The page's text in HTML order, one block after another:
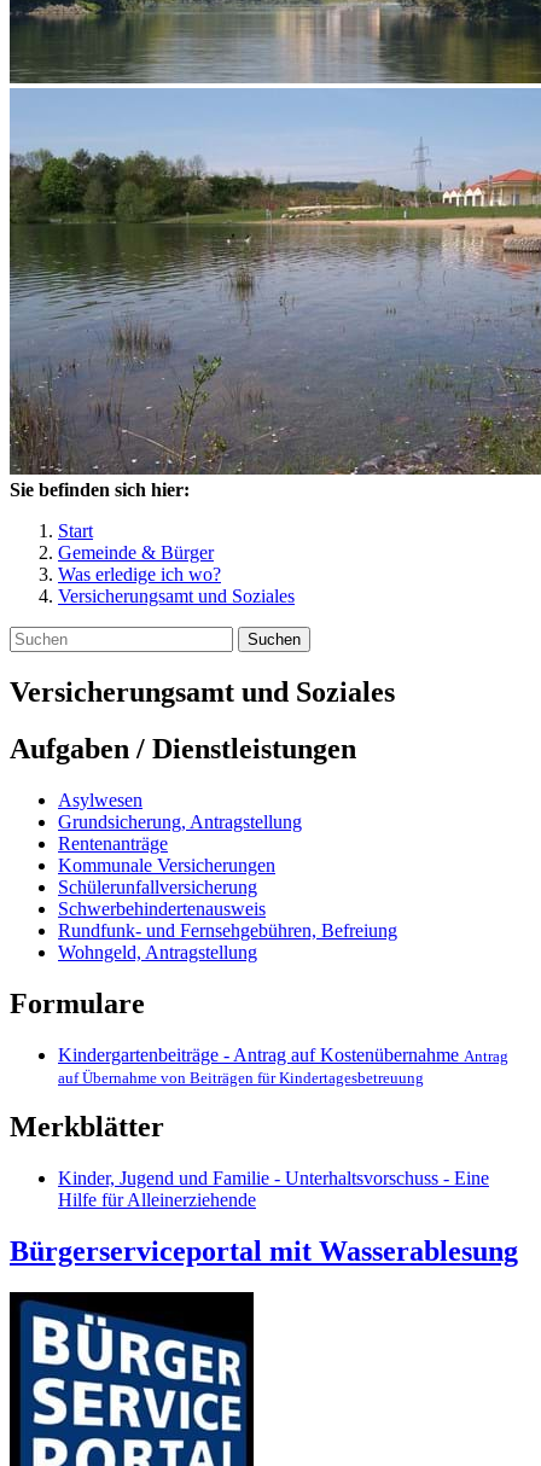
Sie befinden sich hier:
Start
Gemeinde & Bürger
Was erledige ich wo?
Versicherungsamt und Soziales
Suchen
Versicherungsamt und Soziales
Aufgaben / Dienstleistungen
Asylwesen
Grundsicherung, Antragstellung
Rentenanträge
Kommunale Versicherungen
Schülerunfallversicherung
Schwerbehindertenausweis
Rundfunk- und Fernsehgebühren, Befreiung
Wohngeld, Antragstellung
Formulare
Kindergartenbeiträge - Antrag auf Kostenübernahme Antrag
auf Übernahme von Beiträgen für Kindertagesbetreuung
Merkblätter
Kinder, Jugend und Familie - Unterhaltsvorschuss - Eine
Hilfe für Alleinerziehende
Bürgerserviceportal mit Wasserablesung